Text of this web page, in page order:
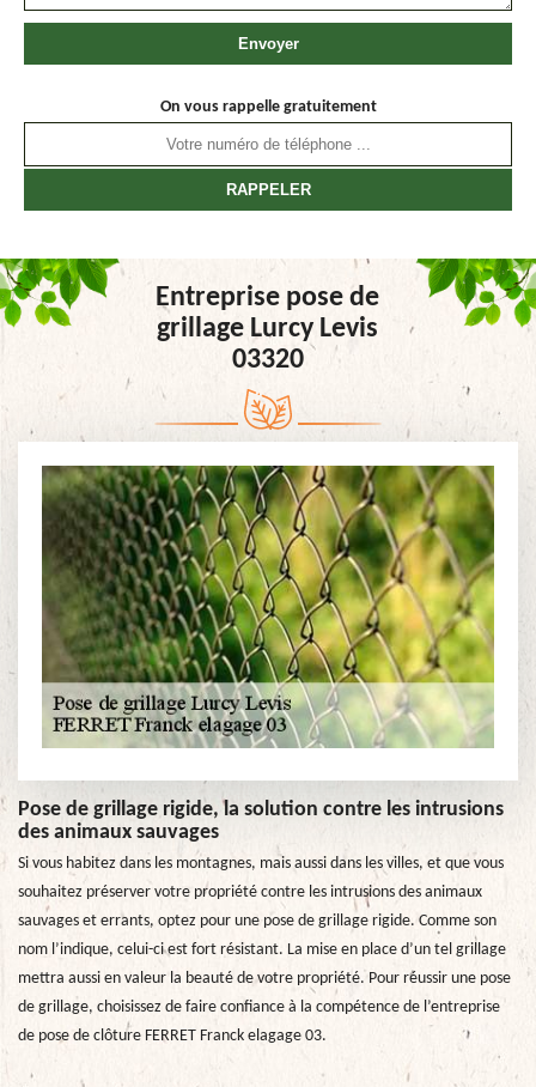
On vous rappelle gratuitement
Entreprise pose de
grillage Lurcy Levis
03320
Pose de grillage rigide, la solution contre les intrusions
des animaux sauvages
Si vous habitez dans les montagnes, mais aussi dans les villes, et que vous
souhaitez préserver votre propriété contre les intrusions des animaux
sauvages et errants, optez pour une pose de grillage rigide. Comme son
nom l’indique, celui-ci est fort résistant. La mise en place d’un tel grillage
mettra aussi en valeur la beauté de votre propriété. Pour réussir une pose
de grillage, choisissez de faire confiance à la compétence de l’entreprise
de pose de clôture FERRET Franck elagage 03.